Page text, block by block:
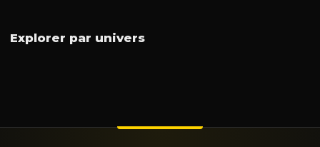
Explorer par univers
Visioconférence